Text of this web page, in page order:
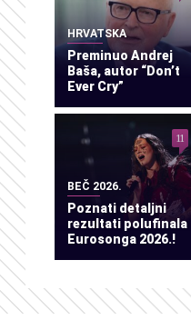
HRVATSKA
Preminuo Andrej
Baša, autor “Don’t
Ever Cry”
BEČ 2026.
Poznati detaljni
rezultati polufinala
Eurosonga 2026.!
11